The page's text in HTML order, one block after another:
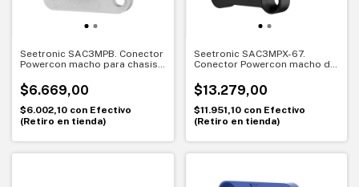
Seetronic SAC3MPB. Conector
Powercon macho para chasis
estable
$6.669,00
$6.002,10 con Efectivo
(Retiro en tienda)
Seetronic SAC3MPX-67.
Conector Powercon macho de
protección en exteriores
$13.279,00
$11.951,10 con Efectivo
(Retiro en tienda)